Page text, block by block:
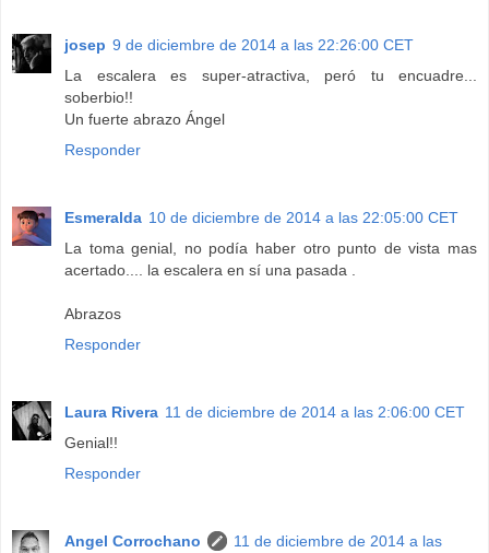
josep 9 de diciembre de 2014 a las 22:26:00 CET
La escalera es super-atractiva, peró tu encuadre...
soberbio!!
Un fuerte abrazo Ángel
Responder
Esmeralda 10 de diciembre de 2014 a las 22:05:00 CET
La toma genial, no podía haber otro punto de vista mas
acertado.... la escalera en sí una pasada .
Abrazos
Responder
Laura Rivera 11 de diciembre de 2014 a las 2:06:00 CET
Genial!!
Responder
Angel Corrochano
11 de diciembre de 2014 a las